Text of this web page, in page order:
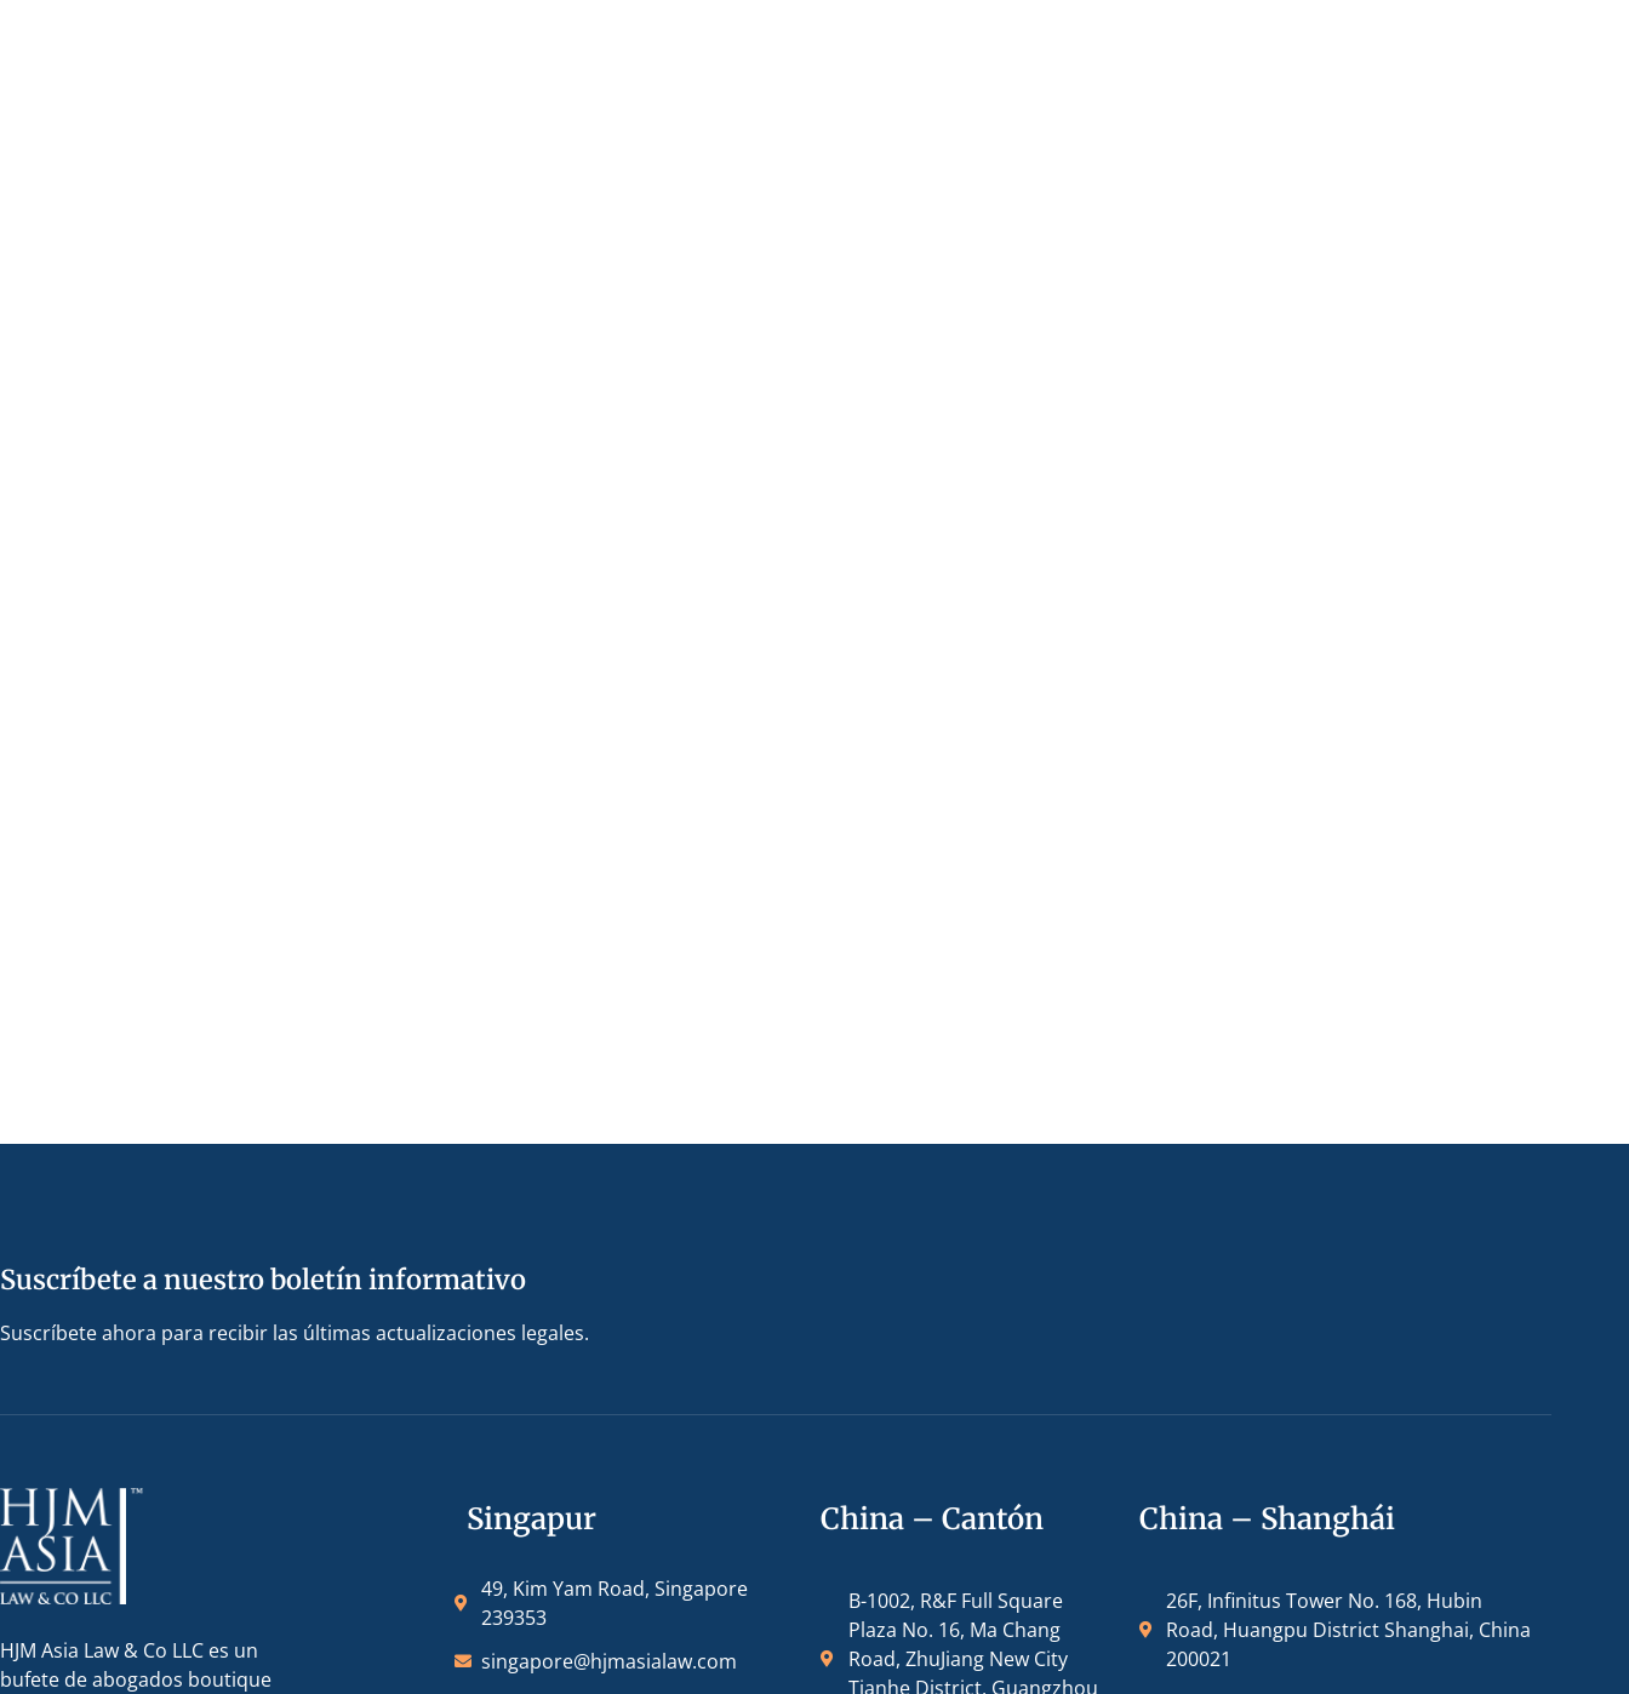
Suscríbete a nuestro boletín informativo
Suscríbete ahora para recibir las últimas actualizaciones legales.
HJM Asia Law & Co LLC es un
bufete de abogados boutique
Singapur
49, Kim Yam Road, Singapore
239353
singapore@hjmasialaw.com
China – Cantón
B-1002, R&F Full Square
Plaza No. 16, Ma Chang
Road, ZhuJiang New City
Tianhe District, Guangzhou
China – Shanghái
26F, Infinitus Tower No. 168, Hubin
Road, Huangpu District Shanghai, China
200021